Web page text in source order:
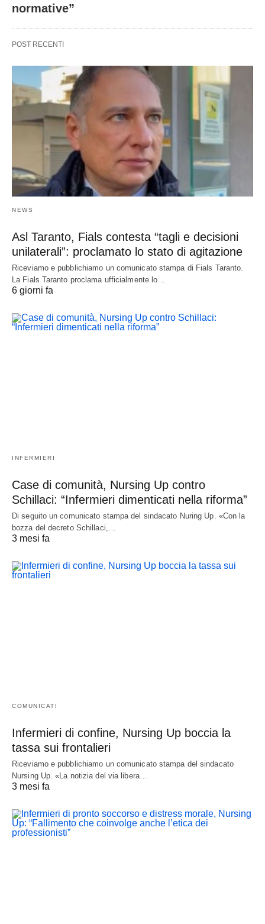
normative”
POST RECENTI
NEWS
Asl Taranto, Fials contesta “tagli e decisioni
unilaterali”: proclamato lo stato di agitazione
Riceviamo e pubblichiamo un comunicato stampa di Fials Taranto.
La Fials Taranto proclama ufficialmente lo…
6 giorni fa
INFERMIERI
Case di comunità, Nursing Up contro
Schillaci: “Infermieri dimenticati nella riforma”
Di seguito un comunicato stampa del sindacato Nuring Up. «Con la
bozza del decreto Schillaci,…
3 mesi fa
COMUNICATI
Infermieri di confine, Nursing Up boccia la
tassa sui frontalieri
Riceviamo e pubblichiamo un comunicato stampa del sindacato
Nursing Up. «La notizia del via libera…
3 mesi fa